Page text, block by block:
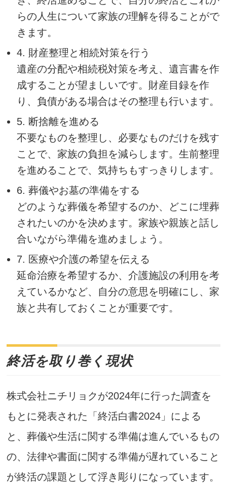
らの人生について家族の理解を得ることがで
きます。
4. 財産整理と相続対策を行う
遺産の分配や相続税対策を考え、遺言書を作
成することが望ましいです。財産目録を作
り、負債がある場合はその整理も行います。
5. 断捨離を進める
不要なものを整理し、必要なものだけを残す
ことで、家族の負担を減らします。生前整理
を進めることで、気持ちもすっきりします。
6. 葬儀やお墓の準備をする
どのような葬儀を希望するのか、どこに埋葬
されたいのかを決めます。家族や親族と話し
合いながら準備を進めましょう。
7. 医療や介護の希望を伝える
延命治療を希望するか、介護施設の利用を考
えているかなど、自分の意思を明確にし、家
族と共有しておくことが重要です。
終活を取り巻く現状
株式会社ニチリョクが2024年に行った調査を
もとに発表された「終活白書2024」による
と、葬儀や生活に関する準備は進んでいるもの
の、法律や書面に関する準備が遅れていること
が終活の課題として浮き彫りになっています。